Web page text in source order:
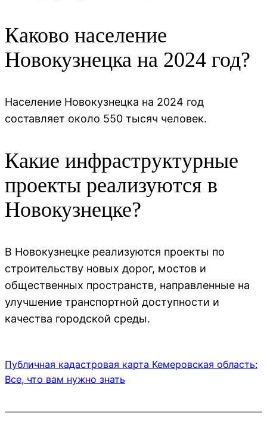
Каково население
Новокузнецка на 2024 год?
Население Новокузнецка на 2024 год
составляет около 550 тысяч человек.
Какие инфраструктурные
проекты реализуются в
Новокузнецке?
В Новокузнецке реализуются проекты по
строительству новых дорог, мостов и
общественных пространств, направленные на
улучшение транспортной доступности и
качества городской среды.
Публичная кадастровая карта Кемеровская область:
Все, что вам нужно знать